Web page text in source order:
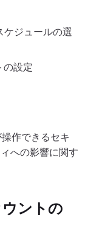
ケジュールの選
の設定
作できるセキ
への影響に関す
ントの